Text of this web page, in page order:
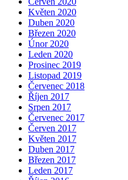
Květen 2020
Duben 2020
Březen 2020
Únor 2020
Leden 2020
Prosinec 2019
Listopad 2019
Červenec 2018
Říjen 2017
Srpen 2017
Červenec 2017
Červen 2017
Květen 2017
Duben 2017
Březen 2017
Leden 2017